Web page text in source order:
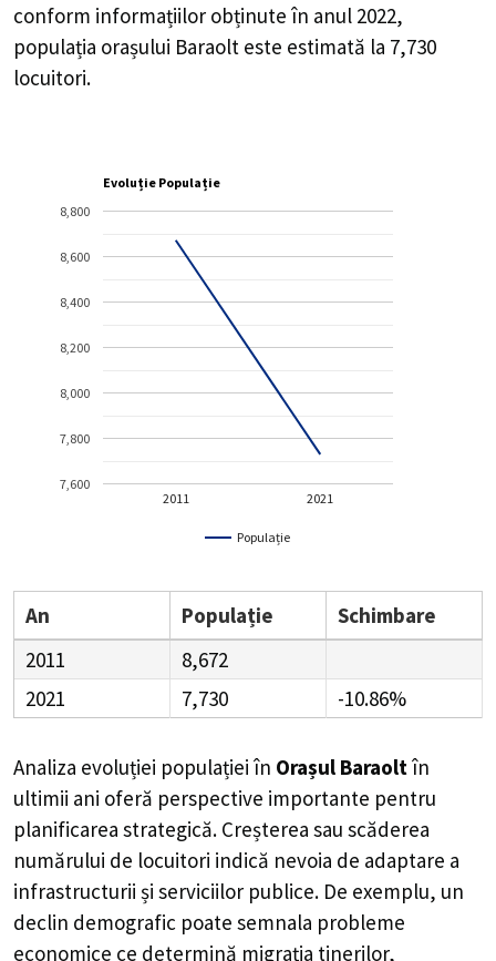
conform informațiilor obținute în anul 2022,
populația orașului Baraolt este estimată la 7,730
locuitori.
Evoluție Populație
Populație
2011 2021
7,600
7,800
8,000
8,200
8,400
8,600
8,800
An Populație
Schimbare
2011
8,672
2021
7,730 -10.86%
Analiza evoluției populației în Orașul Baraoltîn
ultimii ani oferă perspective importante pentru
planificarea strategică. Creșterea sau scăderea
numărului de locuitori indică nevoia de adaptare a
infrastructurii și serviciilor publice. De exemplu, un
declin demografic poate semnala probleme
economice ce determină migrația tinerilor,